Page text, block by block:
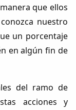
que ellos
nuestro
un porcentaje
en algún fin de
del ramo de
acciones y